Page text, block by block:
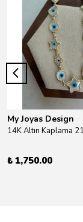
My Joyas Design
₺ 1,750.00